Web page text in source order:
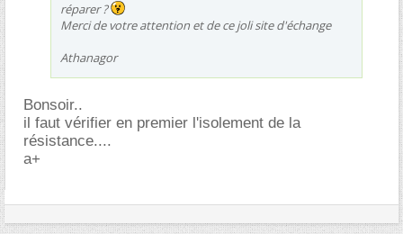
réparer ?
Merci de votre attention et de ce joli site d'échange
Athanagor
Bonsoir..
il faut vérifier en premier l'isolement de la
résistance....
a+